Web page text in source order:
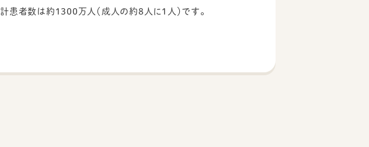
計患者数は約1300万人（成人の約8人に1人）です。